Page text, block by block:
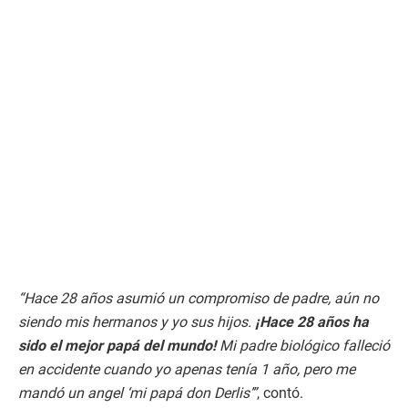
“Hace 28 años asumió un compromiso de padre, aún no
siendo mis hermanos y yo sus hijos. ¡Hace 28 años ha
sido el mejor papá del mundo!Mi padre biológico falleció
en accidente cuando yo apenas tenía 1 año, pero me
mandó un angel ‘mi papá don Derlis’”, contó.